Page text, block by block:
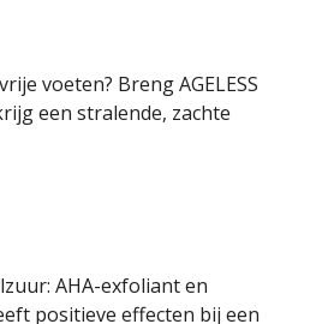
voeten? Breng AGELESS
een stralende, zachte
AHA-exfoliant en
positieve effecten bij een